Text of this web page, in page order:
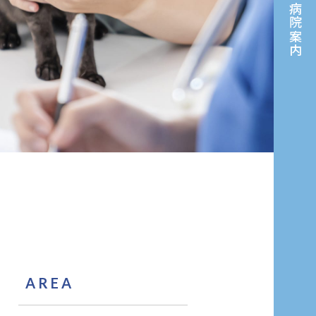
病院案内
AREA